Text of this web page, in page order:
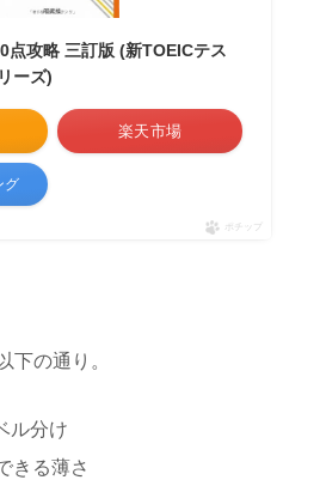
点攻略 三訂版 (新TOEICテス
ーズ)
楽天市場
グ
ポチップ
下の通り。
ル分け
きる薄さ